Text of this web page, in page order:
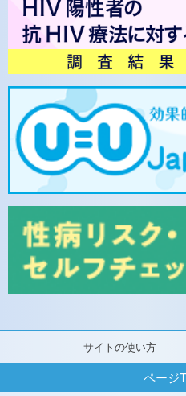
サイトの使い方
ページ